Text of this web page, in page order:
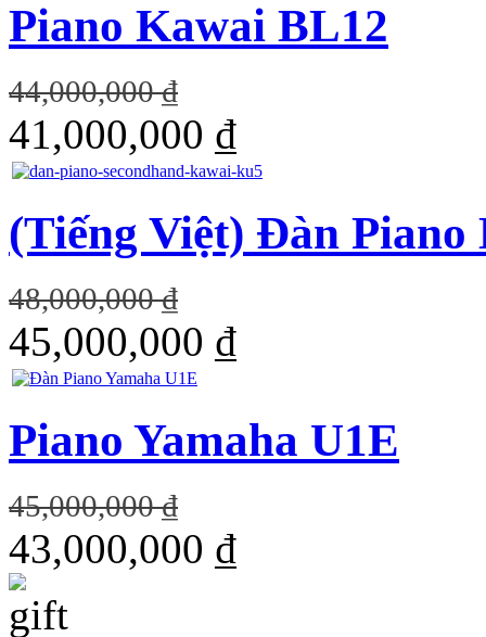
Piano Kawai BL12
44,000,000 ₫
41,000,000 ₫
(Tiếng Việt) Đàn
48,000,000 ₫
45,000,000 ₫
Piano Yamaha U1E
45,000,000 ₫
43,000,000 ₫